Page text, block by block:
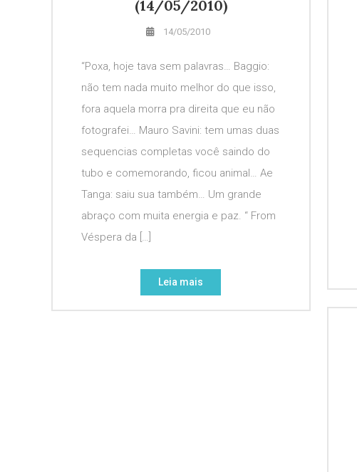
(14/05/2010)
14/05/2010
“Poxa, hoje tava sem palavras… Baggio:
não tem nada muito melhor do que isso,
fora aquela morra pra direita que eu não
fotografei… Mauro Savini: tem umas duas
sequencias completas você saindo do
tubo e comemorando, ficou animal… Ae
Tanga: saiu sua também… Um grande
abraço com muita energia e paz. “ From
Véspera da […]
Leia mais